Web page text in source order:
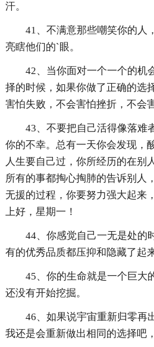
汗。
41、不满意那些嘲笑你的人
亮瞎他们的`眼。
42、当你面对一个一个的机
择的时候，如果你做了正确的选
害怕失败，不会害怕挫折，不会
43、不要把自己活得像落难
你的不幸。总有一天你会发现，
人生要自己过，你所经历的在别
所有的事都掏心掏肺的告诉别人
无援的过程，你要努力强大起来
上好，星期一！
44、你感觉自己一无是处的
有的优秀品质都压抑和隐藏了起来
45、你的生命就是一个巨大
还没有开始挖掘。
46、如果说宇宙重新归零再
我还是会重新做出相同的选择吧